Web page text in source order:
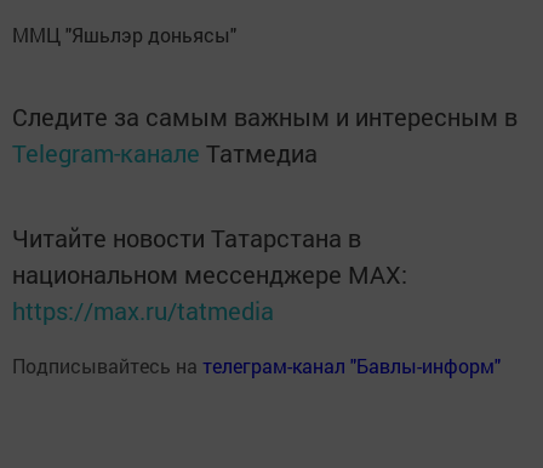
ММЦ "Яшьлэр доньясы"
Следите за самым важным и интересным в
Telegram-канале Татмедиа
Читайте новости Татарстана в
национальном мессенджере MАХ:
https://max.ru/tatmedia
Подписывайтесь на телеграм-канал "Бавлы-информ"